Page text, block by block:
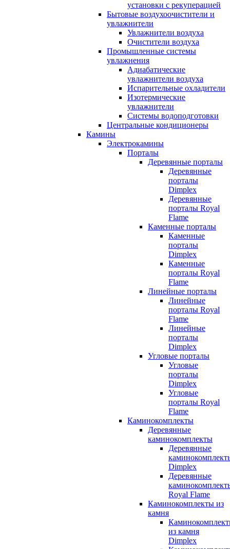
установки с рекуперацией
Бытовые воздухоочистители и
увлажнители
Увлажнители воздуха
Очистители воздуха
Промышленные системы
увлажнения
Адиабатические
увлажнители воздуха
Испарительные охладители
Изотермические
увлажнители
Системы водоподготовки
Центральные кондиционеры
Камины
Электрокамины
Порталы
Деревянные порталы
Деревянные
порталы
Dimplex
Деревянные
порталы Royal
Flame
Каменные порталы
Каменные
порталы
Dimplex
Каменные
порталы Royal
Flame
Линейные порталы
Линейные
порталы Royal
Flame
Линейные
порталы
Dimplex
Угловые порталы
Угловые
порталы
Dimplex
Угловые
порталы Royal
Flame
Каминокомплекты
Деревянные
каминокомплекты
Деревянные
Dimplex
Деревянные
Royal Flame
Каминокомплекты из
камня
из камня
Dimplex